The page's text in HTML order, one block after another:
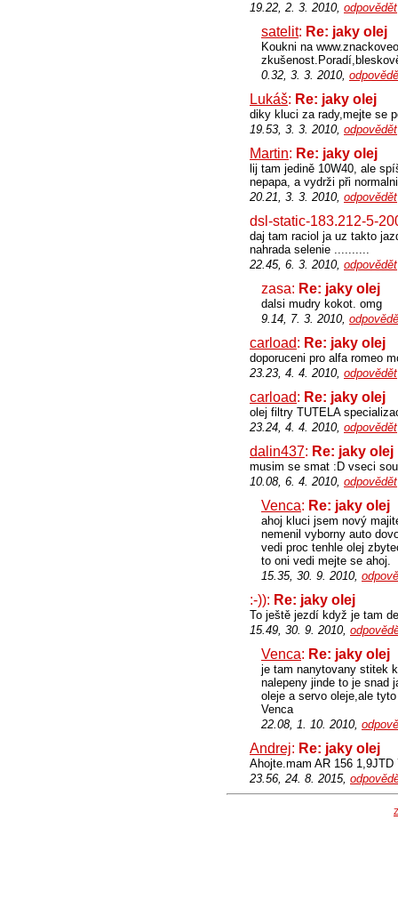
19.22, 2. 3. 2010, odpovědět
satelit: Re: jaky olej
Koukni na
0.32, 3. 3. 2010,
Lukáš: Re: jaky olej
diky kluci za rady,mejte se
19.53, 3. 3. 2010, odpovědět
Martin: Re: jaky olej
lij tam jedině 10W40, ale
nepapa, a vydrži při
20.21, 3. 3. 2010, odpovědět
dsl-static-183.212-5-
daj tam raciol ja uz takto
nahrada selenie ..........
22.45, 6. 3. 2010, odpovědět
zasa: Re: jaky olej
dalsi mudry kokot. omg
9.14, 7. 3. 2010,
carload: Re: jaky olej
doporuceni pro alfa romeo
23.23, 4. 4. 2010, odpovědět
carload: Re: jaky olej
olej filtry TUTELA
23.24, 4. 4. 2010, odpovědět
dalin437: Re: jaky olej
musim se smat :D vseci
10.08, 6. 4. 2010, odpovědět
Venca: Re: jaky olej
ahoj kluci jsem nový
nemenil vyborny auto
vedi proc tenhle olej
to oni vedi mejte se ahoj.
15.35, 30. 9. 2010,
:-)): Re: jaky olej
To ještě jezdí když je tam
15.49, 30. 9. 2010,
Venca: Re: jaky olej
je tam nanytovany stitek
nalepeny jinde to je snad
oleje a servo oleje,ale
Venca
22.08, 1. 10. 2010,
Andrej: Re: jaky olej
Ahojte.mam AR 156
23.56, 24. 8. 2015,